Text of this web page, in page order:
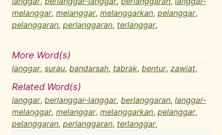
melanggar, melanggar, melanggarkan, pelanggar,
pelanggaran, perlanggaran, terlanggar,
More Word(s)
langgar, surau, bandarsah, tabrak, bentur, zawiat,
Related Word(s)
langgar, berlanggar-langgar, berlanggaran, langgar-
melanggar, melanggar, melanggarkan, pelanggar,
pelanggaran, perlanggaran, terlanggar,